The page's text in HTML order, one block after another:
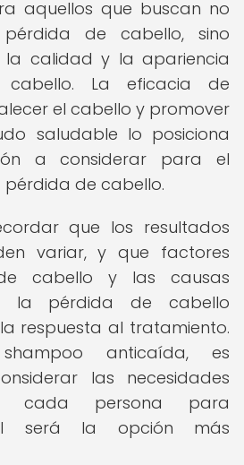
aquellos que buscan no
de cabello, sino
la calidad y la apariencia
La eficacia de
el cabello y promover
saludable lo posiciona
a considerar para el
de cabello.
que los resultados
variar, y que factores
cabello y las causas
la pérdida de cabello
respuesta al tratamiento.
anticaída, es
las necesidades
cada persona para
será la opción más